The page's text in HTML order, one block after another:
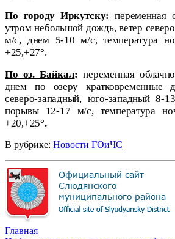
По городу Иркутску: переменная
утром небольшой дождь, ветер
м/с, днем 5-10 м/с, температура
+25,+27°.
По оз. Байкал: переменная
днем по озеру кратковременные
северо-западный, юго-западный 8-
порывы 12-17 м/с, температура
+20,+25°.
В рубрике: Новости ГОиЧС
Главная